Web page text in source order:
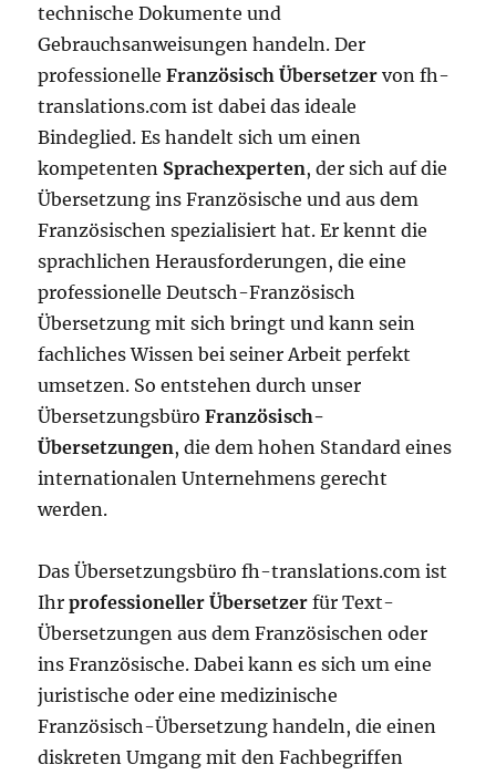
technische Dokumente und
Gebrauchsanweisungen handeln. Der
professionelleFranzösisch Übersetzer von fh-
translations.com ist dabei das ideale
Bindeglied. Es handelt sich um einen
kompetenten Sprachexperten, der sich auf die
Übersetzung ins Französische und aus dem
Französischen spezialisiert hat. Er kennt die
sprachlichen Herausforderungen, die eine
professionelle Deutsch-Französisch
Übersetzung mit sich bringt und kann sein
fachliches Wissen bei seiner Arbeit perfekt
umsetzen. So entstehen durch unser
ÜbersetzungsbüroFranzösisch-
Übersetzungen, die dem hohen Standard eines
internationalen Unternehmens gerecht
werden.
Das Übersetzungsbüro fh-translations.com ist
Ihrprofessioneller Übersetzer für Text-
Übersetzungen aus dem Französischen oder
ins Französische. Dabei kann es sich um eine
juristische oder eine medizinische
Französisch-Übersetzung handeln, die einen
diskreten Umgang mit den Fachbegriffen